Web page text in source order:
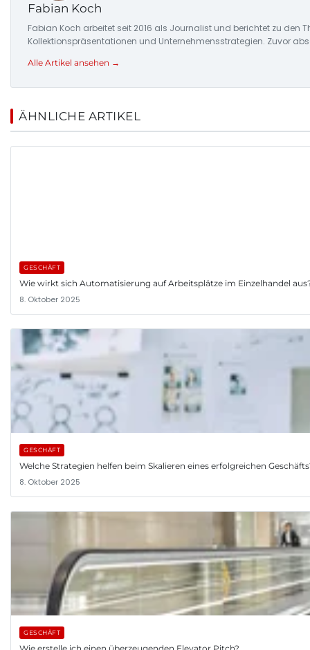
Fabian Koch
Fabian Koch arbeitet seit 2016 als Journalist und berichtet zu den
Kollektionspräsentationen und Unternehmensstrategien. Zuvor
Alle Artikel ansehen →
ÄHNLICHE ARTIKEL
GESCHÄFT
Wie wirkt sich Automatisierung auf Arbeitsplätze im Einzelhandel
8. Oktober 2025
GESCHÄFT
Welche Strategien helfen beim Skalieren eines erfolgreichen
8. Oktober 2025
GESCHÄFT